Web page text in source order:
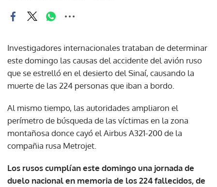
Investigadores internacionales trataban de determinar
este domingo las causas del accidente del avión ruso
que se estrelló en el desierto del Sinaí, causando la
muerte de las 224 personas que iban a bordo.
Al mismo tiempo, las autoridades ampliaron el
perímetro de búsqueda de las víctimas en la zona
montañosa donce cayó el Airbus A321-200 de la
compañia rusa Metrojet.
Los rusos cumplían este domingo una jornada de
duelo nacional en memoria de los 224 fallecidos, de